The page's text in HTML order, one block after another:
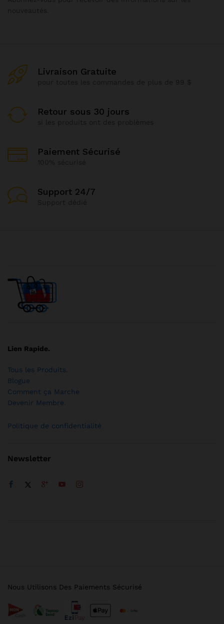
Livraison Gratuite
Retour sous 30 jours
Paiement Sécurisé
Support 24/7
Lien Rapide.
Tous les Produits
Blogue
Comment ça Marche
Devenir Membre
Politique de confidentialité
Newsletter
Nous Utilisons Des Paiements Sécurisé